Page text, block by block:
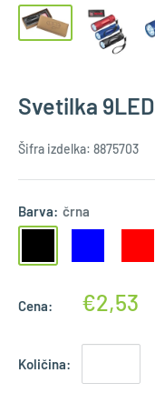
Svetilka 9LED
Šifra izdelka: 8875703
Barva: črna
Cena: €2,53
Količina: